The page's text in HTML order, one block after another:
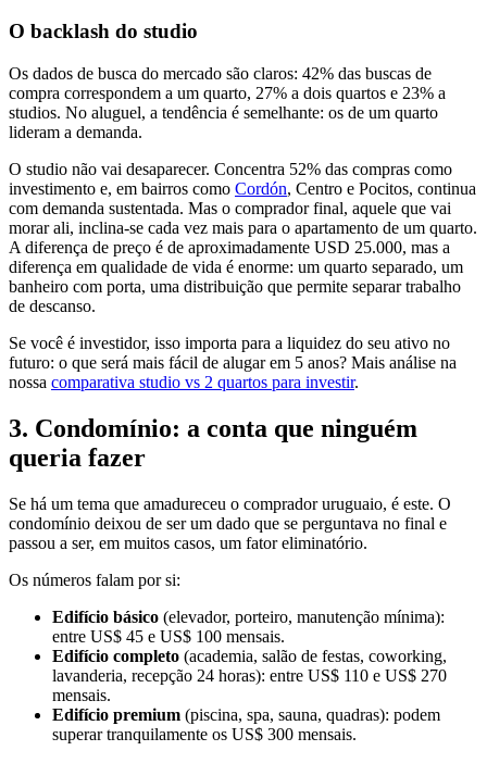
O backlash do studio
Os dados de busca do mercado são claros: 42% das buscas de
compra correspondem a um quarto, 27% a dois quartos e 23% a
studios. No aluguel, a tendência é semelhante: os de um quarto
lideram a demanda.
O studio não vai desaparecer. Concentra 52% das compras como
investimento e, em bairros como Cordón, Centro e Pocitos, continua
com demanda sustentada. Mas o comprador final, aquele que vai
morar ali, inclina-se cada vez mais para o apartamento de um quarto.
A diferença de preço é de aproximadamente USD 25.000, mas a
diferença em qualidade de vida é enorme: um quarto separado, um
banheiro com porta, uma distribuição que permite separar trabalho
de descanso.
Se você é investidor, isso importa para a liquidez do seu ativo no
futuro: o que será mais fácil de alugar em 5 anos? Mais análise na
nossa comparativa studio vs 2 quartos para investir.
3. Condomínio: a conta que ninguém
queria fazer
Se há um tema que amadureceu o comprador uruguaio, é este. O
condomínio deixou de ser um dado que se perguntava no final e
passou a ser, em muitos casos, um fator eliminatório.
Os números falam por si:
Edifício básico (elevador, porteiro, manutenção mínima):
entre US$ 45 e US$ 100 mensais.
Edifício completo (academia, salão de festas, coworking,
lavanderia, recepção 24 horas): entre US$ 110 e US$ 270
mensais.
Edifício premium (piscina, spa, sauna, quadras): podem
superar tranquilamente os US$ 300 mensais.